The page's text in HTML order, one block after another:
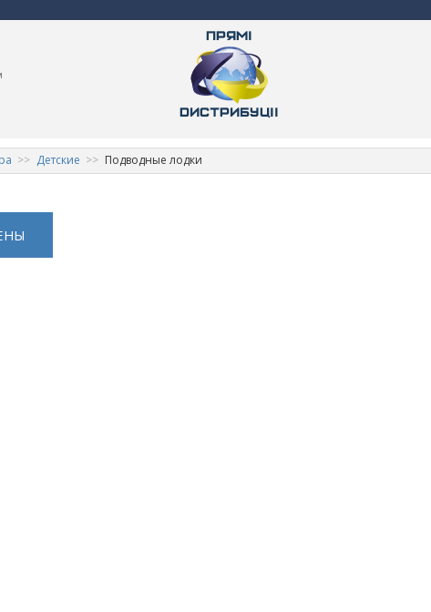
Детские Подводные лодки